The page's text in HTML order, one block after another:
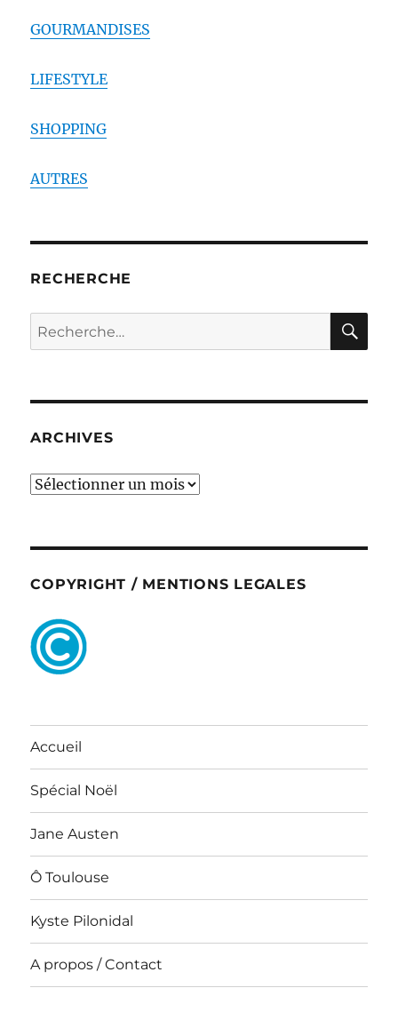
GOURMANDISES
LIFESTYLE
SHOPPING
AUTRES
RECHERCHE
Recherche
pour :
ARCHIVES
ARCHIVES
COPYRIGHT / MENTIONS LEGALES
Accueil
Spécial Noël
Jane Austen
Ô Toulouse
Kyste Pilonidal
A propos / Contact